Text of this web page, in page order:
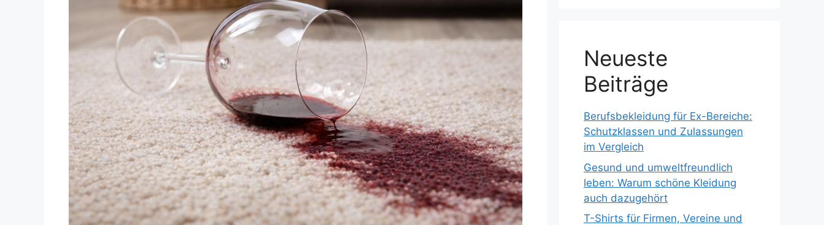
Neueste
Beiträge
Berufsbekleidung für Ex-Bereiche:
Schutzklassen und Zulassungen
im Vergleich
Gesund und umweltfreundlich
leben: Warum schöne Kleidung
auch dazugehört
T-Shirts für Firmen, Vereine und